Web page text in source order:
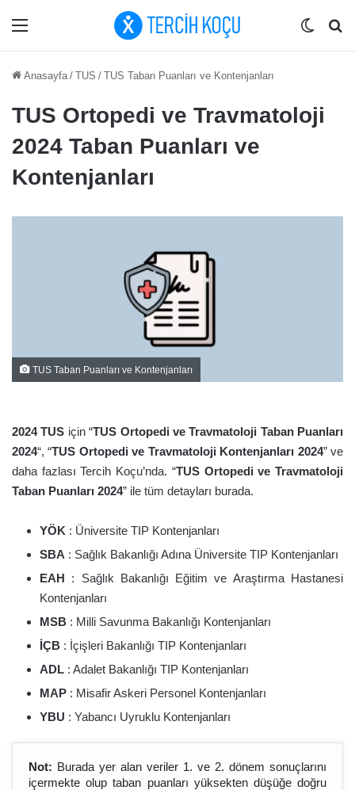
Menü Dış
Anasayfa / TUS / TUS Taban Puanları ve Kontenjanları
TUS Ortopedi ve Travmatoloji
2024 Taban Puanları ve
Kontenjanları
TUS Taban Puanları ve Kontenjanları
2024 TUS için “TUS Ortopedi ve Travmatoloji Taban Puanları
2024“, “TUS Ortopedi ve Travmatoloji Kontenjanları 2024” ve
daha fazlası Tercih Koçu’nda. “TUS Ortopedi ve Travmatoloji
Taban Puanları 2024” ile tüm detayları burada.
YÖK : Üniversite TIP Kontenjanları
SBA : Sağlık Bakanlığı Adına Üniversite TIP Kontenjanları
EAH : Sağlık Bakanlığı Eğitim ve Araştırma Hastanesi
Kontenjanları
MSB : Milli Savunma Bakanlığı Kontenjanları
İÇB : İçişleri Bakanlığı TIP Kontenjanları
ADL : Adalet Bakanlığı TIP Kontenjanları
MAP : Misafir Askeri Personel Kontenjanları
YBU : Yabancı Uyruklu Kontenjanları
Not: Burada yer alan veriler 1. ve 2. dönem sonuçlarını
içermekte olup taban puanları yüksekten düşüğe doğru